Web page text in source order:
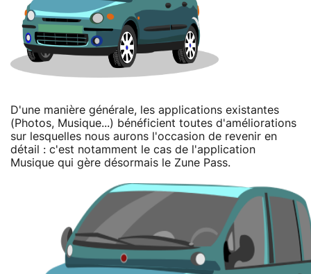
D'une manière générale, les applications existantes
(Photos, Musique...) bénéficient toutes d'améliorations
sur lesquelles nous aurons l'occasion de revenir en
détail : c'est notamment le cas de l'application
Musique qui gère désormais le Zune Pass.